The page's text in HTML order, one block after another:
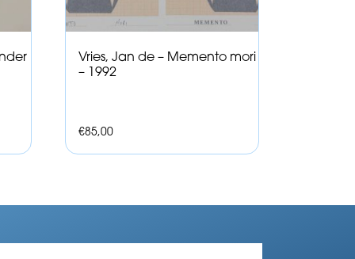
Vries, Jan de – Memento mori
– 1992
€85,00